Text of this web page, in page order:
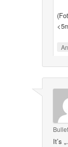
Bullet
It’s